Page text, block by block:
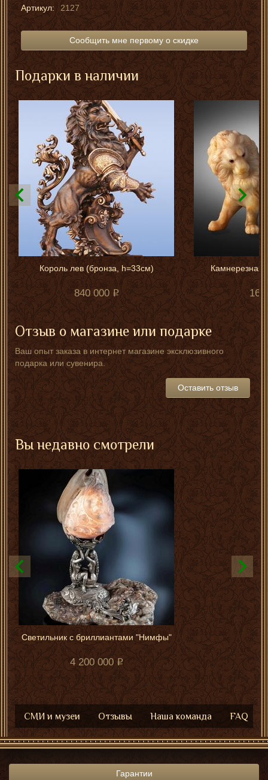
Артикул: 2127
Сообщить мне первому о скидке
Подарки в наличии
Король лев (бронза, h=33см)
840 000
Камнерезная
160
Отзыв о магазине или подарке
Ваш опыт заказа в интернет магазине эксклюзивного
подарка или сувенира.
Оставить отзыв
Вы недавно смотрели
Светильник с бриллиантами "Нимфы"
4 200 000
СМИ и музеи Отзывы Наша команда FAQ
Гарантии